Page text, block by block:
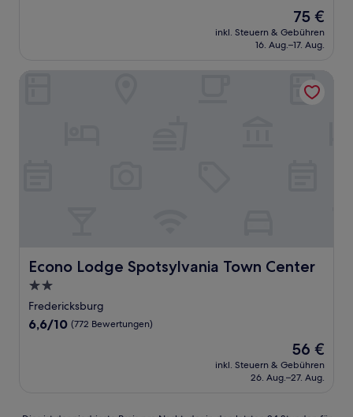
Der
Preis
beträgt
75 €
inkl. Steuern & Gebühren
16. Aug.–17. Aug.
Econo Lodge Spotsylvania Town Center
Econo Lodge Spotsylvania Town Center
2.0-
Sterne-
Unterkunft
Fredericksburg
6.6
6,6/10 (772 Bewertungen)
Der
Preis
beträgt
56 €
inkl. Steuern & Gebühren
26. Aug.–27. Aug.